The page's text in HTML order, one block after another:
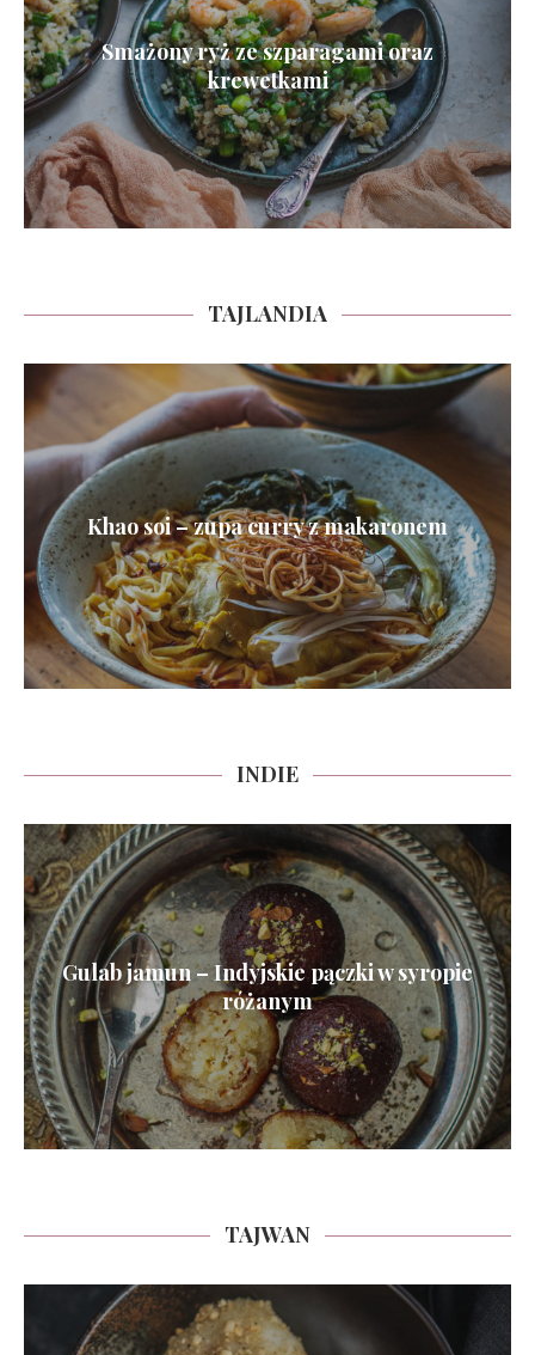
Smażony ryż ze szparagami oraz
krewetkami
TAJLANDIA
Khao soi – zupa curry z makaronem
INDIE
Gulab jamun – Indyjskie pączki w syropie
różanym
TAJWAN